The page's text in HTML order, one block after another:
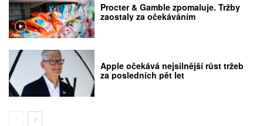
Procter & Gamble zpomaluje. Tržby
zaostaly za očekáváním
Apple očekává nejsilnější růst tržeb
za posledních pět let